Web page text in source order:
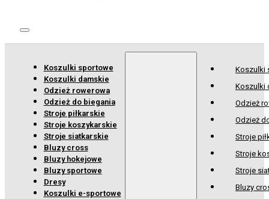
Koszulki sportowe
Koszulki damskie
Odzież rowerowa
Odzież do biegania
Stroje piłkarskie
Stroje koszykarskie
Stroje siatkarskie
Bluzy cross
Bluzy hokejowe
Bluzy sportowe
Dresy
Koszulki e-sportowe
Koszulki
Koszulki
Odzież
Odzież
Stroje
Stroje
Stroje
Bluzy